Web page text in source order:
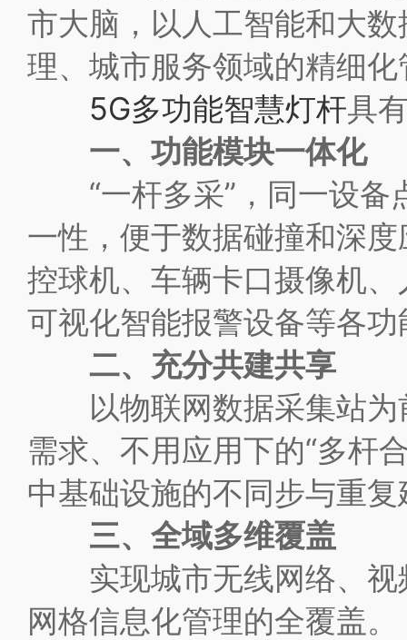
市大脑，以人工智能和大
理、城市服务领域的精细
5G多功能智慧灯杆具
一、功能模块一体化
“一杆多采”，同一设备
一性，便于数据碰撞和深
控球机、车辆卡口摄像机
可视化智能报警设备等各
二、充分共建共享
以物联网数据采集站为
需求、不用应用下的“多杆
中基础设施的不同步与重
三、全域多维覆盖
实现城市无线网络、视
网格信息化管理的全覆盖。